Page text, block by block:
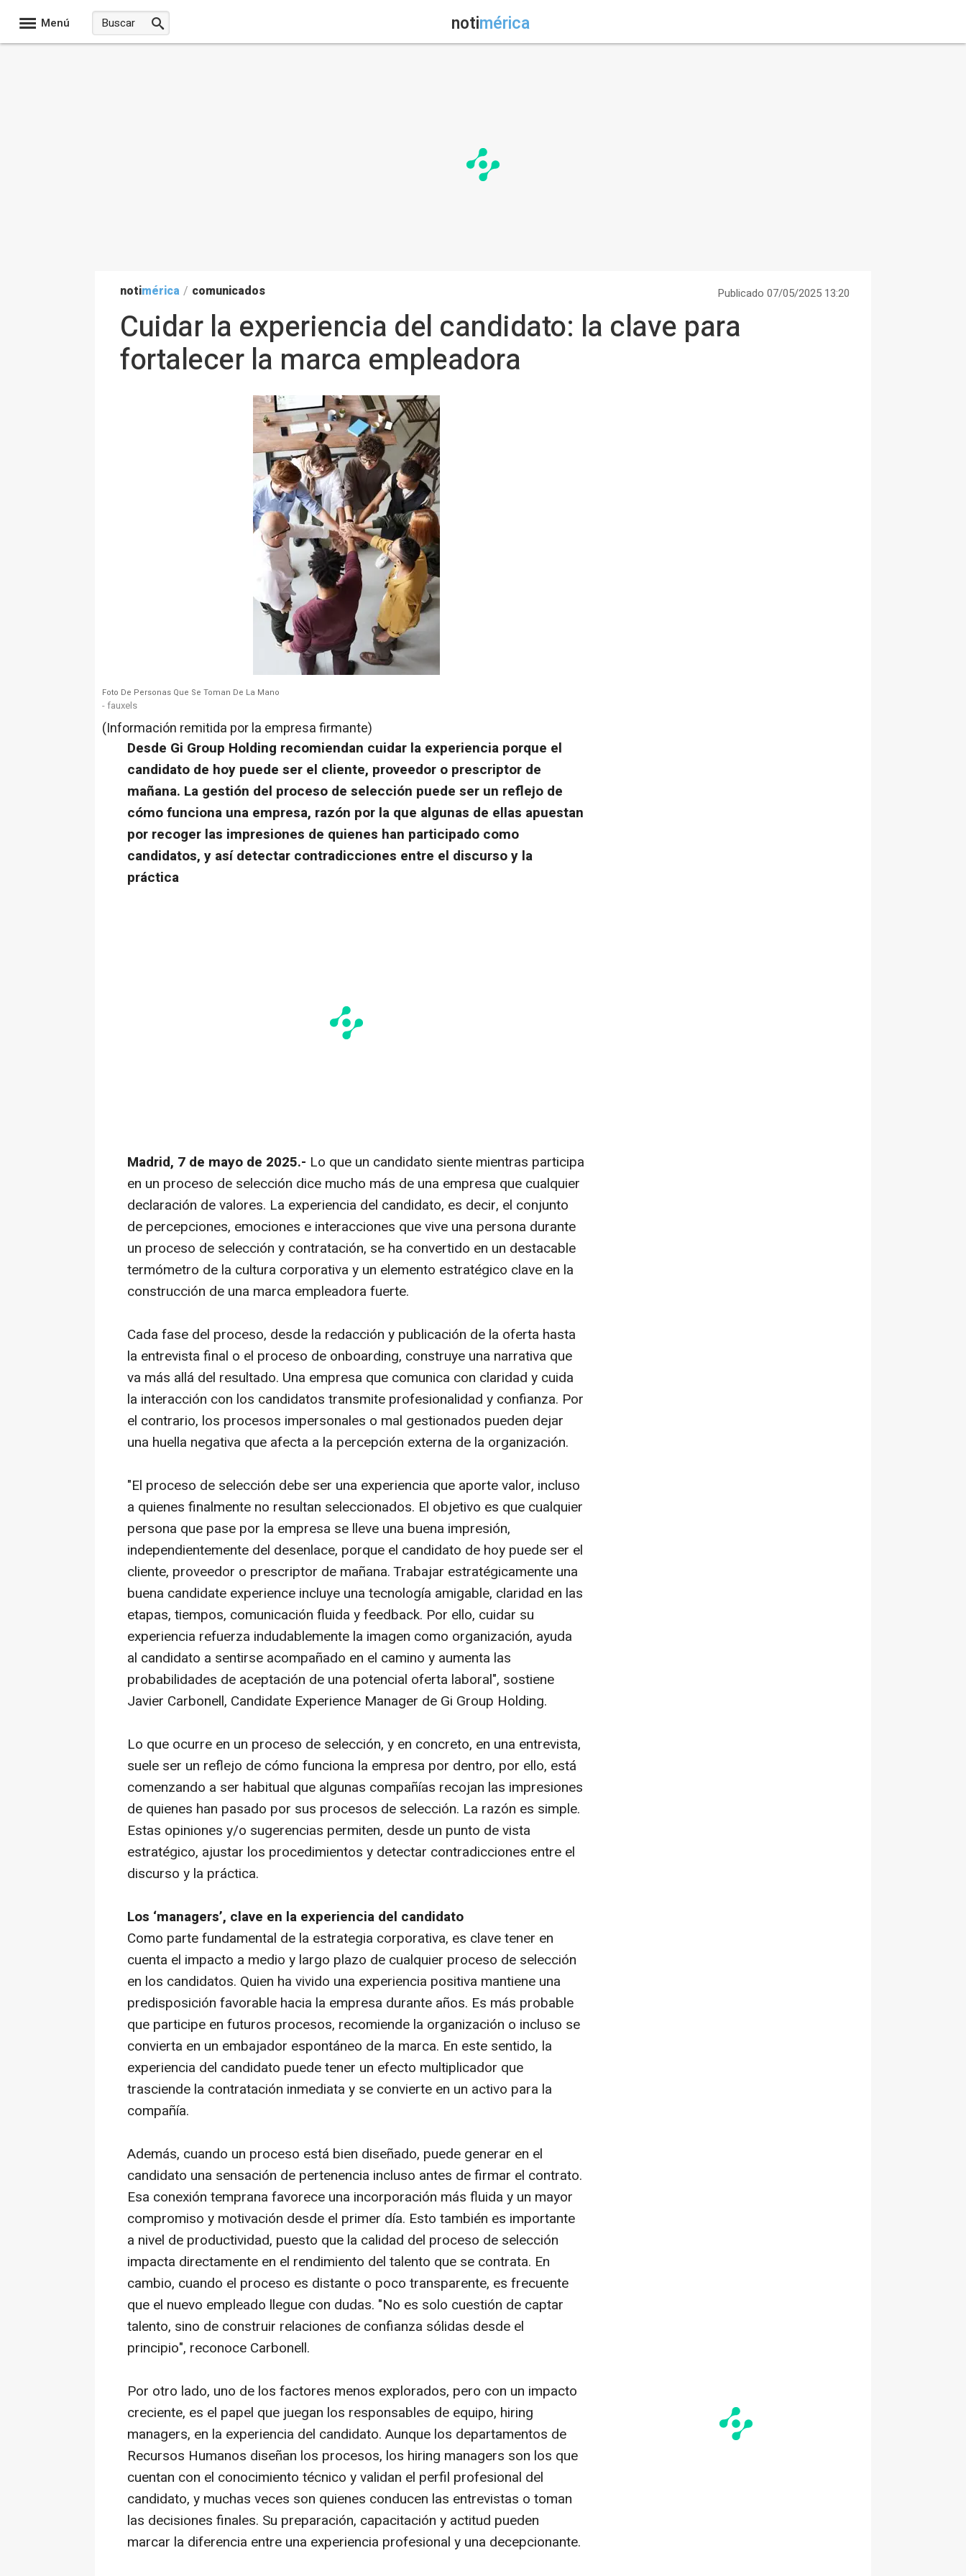
Menú notimérica
notimérica / comunicados Publicado 07/05/2025 13:20
Cuidar la experiencia del candidato: la clave para
fortalecer la marca empleadora
Foto De Personas Que Se Toman De La Mano
- fauxels
(Información remitida por la empresa firmante)
Desde Gi Group Holding recomiendan cuidar la experiencia porque el
candidato de hoy puede ser el cliente, proveedor o prescriptor de
mañana. La gestión del proceso de selección puede ser un reflejo de
cómo funciona una empresa, razón por la que algunas de ellas apuestan
por recoger las impresiones de quienes han participado como
candidatos, y así detectar contradicciones entre el discurso y la
práctica
Madrid, 7 de mayo de 2025.- Lo que un candidato siente mientras participa
en un proceso de selección dice mucho más de una empresa que cualquier
declaración de valores. La experiencia del candidato, es decir, el conjunto
de percepciones, emociones e interacciones que vive una persona durante
un proceso de selección y contratación, se ha convertido en un destacable
termómetro de la cultura corporativa y un elemento estratégico clave en la
construcción de una marca empleadora fuerte.
Cada fase del proceso, desde la redacción y publicación de la oferta hasta
la entrevista final o el proceso de onboarding, construye una narrativa que
va más allá del resultado. Una empresa que comunica con claridad y cuida
la interacción con los candidatos transmite profesionalidad y confianza. Por
el contrario, los procesos impersonales o mal gestionados pueden dejar
una huella negativa que afecta a la percepción externa de la organización.
"El proceso de selección debe ser una experiencia que aporte valor, incluso
a quienes finalmente no resultan seleccionados. El objetivo es que cualquier
persona que pase por la empresa se lleve una buena impresión,
independientemente del desenlace, porque el candidato de hoy puede ser el
cliente, proveedor o prescriptor de mañana. Trabajar estratégicamente una
buena candidate experience incluye una tecnología amigable, claridad en las
etapas, tiempos, comunicación fluida y feedback. Por ello, cuidar su
experiencia refuerza indudablemente la imagen como organización, ayuda
al candidato a sentirse acompañado en el camino y aumenta las
probabilidades de aceptación de una potencial oferta laboral", sostiene
Javier Carbonell, Candidate Experience Manager de Gi Group Holding.
Lo que ocurre en un proceso de selección, y en concreto, en una entrevista,
suele ser un reflejo de cómo funciona la empresa por dentro, por ello, está
comenzando a ser habitual que algunas compañías recojan las impresiones
de quienes han pasado por sus procesos de selección. La razón es simple.
Estas opiniones y/o sugerencias permiten, desde un punto de vista
estratégico, ajustar los procedimientos y detectar contradicciones entre el
discurso y la práctica.
Los ‘managers’, clave en la experiencia del candidato
Como parte fundamental de la estrategia corporativa, es clave tener en
cuenta el impacto a medio y largo plazo de cualquier proceso de selección
en los candidatos. Quien ha vivido una experiencia positiva mantiene una
predisposición favorable hacia la empresa durante años. Es más probable
que participe en futuros procesos, recomiende la organización o incluso se
convierta en un embajador espontáneo de la marca. En este sentido, la
experiencia del candidato puede tener un efecto multiplicador que
trasciende la contratación inmediata y se convierte en un activo para la
compañía.
Además, cuando un proceso está bien diseñado, puede generar en el
candidato una sensación de pertenencia incluso antes de firmar el contrato.
Esa conexión temprana favorece una incorporación más fluida y un mayor
compromiso y motivación desde el primer día. Esto también es importante
a nivel de productividad, puesto que la calidad del proceso de selección
impacta directamente en el rendimiento del talento que se contrata. En
cambio, cuando el proceso es distante o poco transparente, es frecuente
que el nuevo empleado llegue con dudas. "No es solo cuestión de captar
talento, sino de construir relaciones de confianza sólidas desde el
principio", reconoce Carbonell.
Por otro lado, uno de los factores menos explorados, pero con un impacto
creciente, es el papel que juegan los responsables de equipo, hiring
managers, en la experiencia del candidato. Aunque los departamentos de
Recursos Humanos diseñan los procesos, los hiring managers son los que
cuentan con el conocimiento técnico y validan el perfil profesional del
candidato, y muchas veces son quienes conducen las entrevistas o toman
las decisiones finales. Su preparación, capacitación y actitud pueden
marcar la diferencia entre una experiencia profesional y una decepcionante.